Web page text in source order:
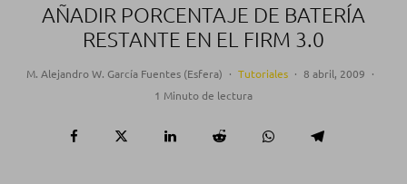
AÑADIR PORCENTAJE DE BATERÍA
RESTANTE EN EL FIRM 3.0
M. Alejandro W. García Fuentes (Esfera) · Tutoriales · 8 abril, 2009 ·
1 Minuto de lectura